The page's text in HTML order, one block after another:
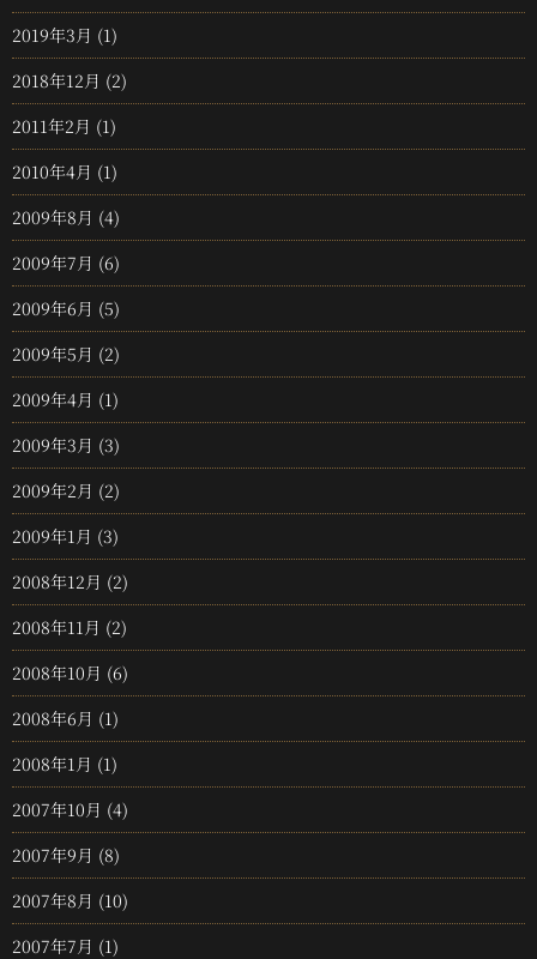
2019年3月 (1)
2018年12月 (2)
2011年2月 (1)
2010年4月 (1)
2009年8月 (4)
2009年7月 (6)
2009年6月 (5)
2009年5月 (2)
2009年4月 (1)
2009年3月 (3)
2009年2月 (2)
2009年1月 (3)
2008年12月 (2)
2008年11月 (2)
2008年10月 (6)
2008年6月 (1)
2008年1月 (1)
2007年10月 (4)
2007年9月 (8)
2007年8月 (10)
2007年7月 (1)